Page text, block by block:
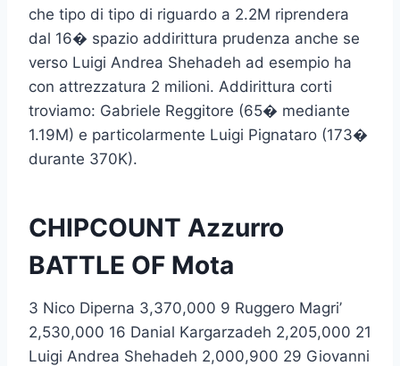
che tipo di tipo di riguardo a 2.2M riprendera
dal 16� spazio addirittura prudenza anche se
verso Luigi Andrea Shehadeh ad esempio ha
con attrezzatura 2 milioni. Addirittura corti
troviamo: Gabriele Reggitore (65� mediante
1.19M) e particolarmente Luigi Pignataro (173�
durante 370K).
CHIPCOUNT Azzurro
BATTLE OF Mota
3 Nico Diperna 3,370,000 9 Ruggero Magri’
2,530,000 16 Danial Kargarzadeh 2,205,000 21
Luigi Andrea Shehadeh 2,000,900 29 Giovanni